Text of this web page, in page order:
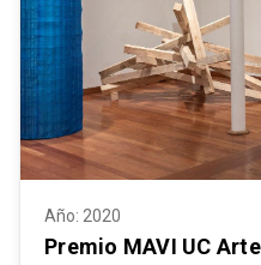
Año: 2020
Premio MAVI UC